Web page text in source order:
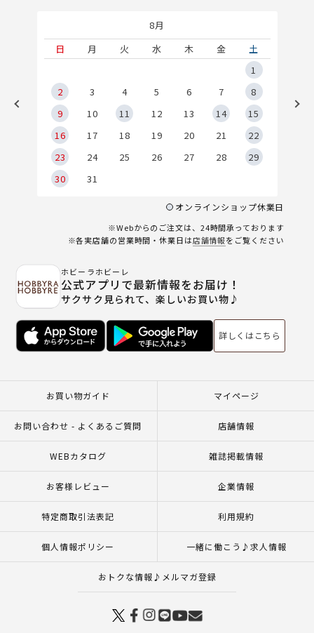
8月
日
月 火 水 木 金
土
1
2
3 4 5 6 7
8
9
10 11 12 13 14
15
16
17 18 19 20 21
22
23
24 25 26 27 28
29
30
31
オンラインショップ休業日
※Webからのご注文は、24時間承っております
※各実店舗の営業時間・休業日は店舗情報をご覧ください
ホビーラホビーレ
公式アプリで最新情報をお届け！
サクサク見られて、楽しいお買い物♪
詳しくはこちら
お買い物ガイド マイページ
お問い合わせ - よくあるご質問 店舗情報
WEBカタログ 雑誌掲載情報
お客様レビュー 企業情報
特定商取引法表記 利用規約
個人情報ポリシー 一緒に働こう♪求人情報
おトクな情報♪メルマガ登録